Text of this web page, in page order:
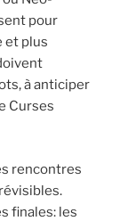
pour
et plus
à anticiper
Curses
rencontres
finales: les